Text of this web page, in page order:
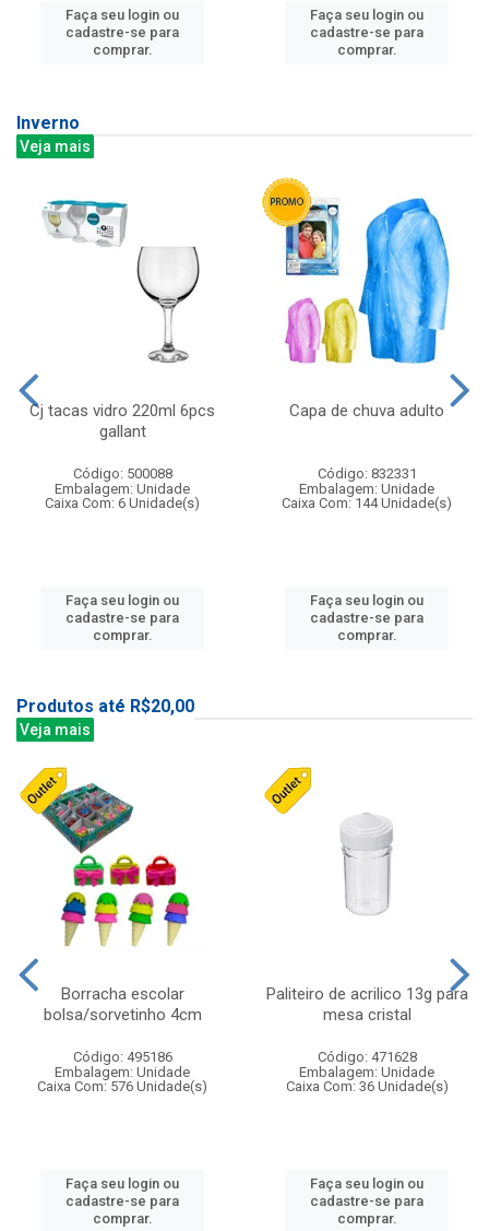
Faça seu login ou
cadastre-se para
comprar.
Faça seu login ou
cadastre-se para
comprar.
Inverno
Veja mais
Cj tacas vidro 220ml 6pcs
gallant
Código: 500088
Embalagem: Unidade
Caixa Com: 6 Unidade(s)
Faça seu login ou
cadastre-se para
comprar.
Capa de chuva adulto
Código: 832331
Embalagem: Unidade
Caixa Com: 144 Unidade(s)
Faça seu login ou
cadastre-se para
comprar.
Produtos até R$20,00
Veja mais
Borracha escolar
bolsa/sorvetinho 4cm
Código: 495186
Embalagem: Unidade
Caixa Com: 576 Unidade(s)
Faça seu login ou
cadastre-se para
comprar.
Paliteiro de acrilico 13g para
mesa cristal
Código: 471628
Embalagem: Unidade
Caixa Com: 36 Unidade(s)
Faça seu login ou
cadastre-se para
comprar.